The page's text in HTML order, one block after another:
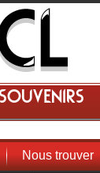
Nous trouver